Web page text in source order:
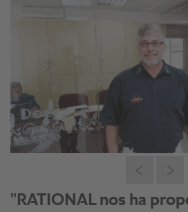
"RATIONAL entendió